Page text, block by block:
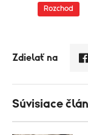
Rozchod
Zdielať na
Súvisiace